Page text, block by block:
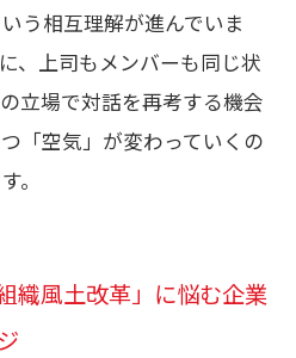
う相互理解が進んでいま
、上司もメンバーも同じ状
立場で対話を再考する機会
「空気」が変わっていくの
。
織風土改革」に悩む企業